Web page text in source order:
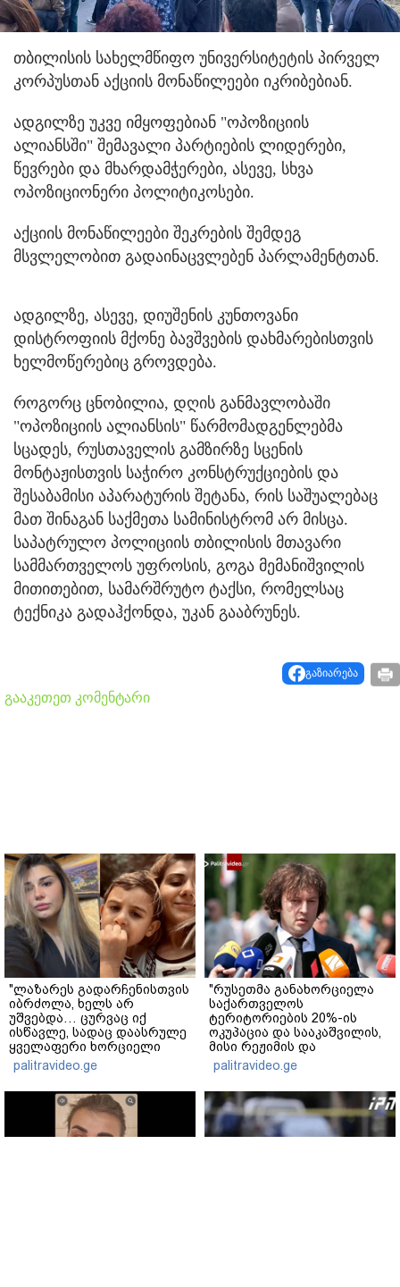
თბილისის სახელმწიფო უნივერსიტეტის პირველ
კორპუსთან აქციის მონაწილეები იკრიბებიან.
ადგილზე უკვე იმყოფებიან "ოპოზიციის
ალიანსში" შემავალი პარტიების ლიდერები,
წევრები და მხარდამჭერები, ასევე, სხვა
ოპოზიციონერი პოლიტიკოსები.
აქციის მონაწილეები შეკრების შემდეგ
მსვლელობით გადაინაცვლებენ პარლამენტთან.
ადგილზე, ასევე, დიუშენის კუნთოვანი
დისტროფიის მქონე ბავშვების დახმარებისთვის
ხელმოწერებიც გროვდება.
როგორც ცნობილია, დღის განმავლობაში
"ოპოზიციის ალიანსის" წარმომადგენლებმა
სცადეს, რუსთაველის გამზირზე სცენის
მონტაჟისთვის საჭირო კონსტრუქციების და
შესაბამისი აპარატურის შეტანა, რის საშუალებაც
მათ შინაგან საქმეთა სამინისტრომ არ მისცა.
საპატრულო პოლიციის თბილისის მთავარი
სამმართველოს უფროსის, გოგა მემანიშვილის
მითითებით, სამარშრუტო ტაქსი, რომელსაც
ტექნიკა გადაჰქონდა, უკან გააბრუნეს.
გაზიარება
გააკეთეთ კომენტარი
"ლაზარეს გადარჩენისთვის
იბრძოლა, ხელს არ
უშვებდა… ცურვაც იქ
ისწავლე, სადაც დაასრულე
ყველაფერი ხორციელი
ცხოვრებიდან" – რას წერს
ხობში დაღუპული დედა-
შვილის ახლობელი?
palitravideo.ge
"რუსეთმა განახორციელა
საქართველოს
ტერიტორიების 20%-ის
ოკუპაცია და სააკაშვილის,
მისი რეჟიმის და
"ნაცმოძრაობის" ღალატი
ვერანაირად ვერ
გადაფარავს ამ
დანაშაულს" - ირაკლი
კობახიძე
palitravideo.ge